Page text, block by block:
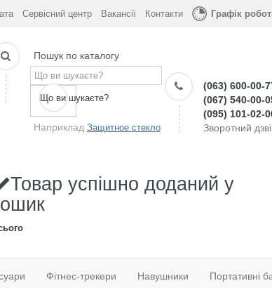
Сервісний центр Вакансії Контакти Графік
Пошук по каталогу
Що ви шукаєте?
Наприклад Защитное стекло
(063) 600-00-
(067) 540-00-
(095) 101-02-
Зворотний
Товар успішно доданий у
Фітнес-трекери Навушники Портативні